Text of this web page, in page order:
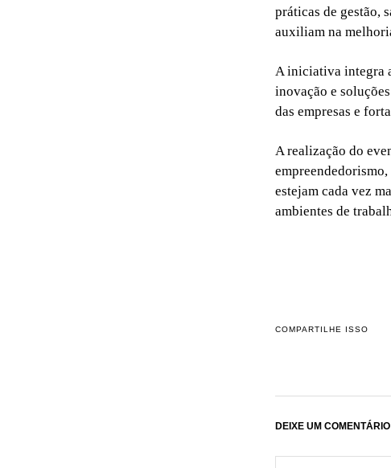
práticas de gestão,
auxiliam na
A iniciativa integra
inovação e
das empresas e
A realização do
estejam cada vez
ambientes de
COMPARTILHE ISSO
DEIXE UM COMENTÁRIO